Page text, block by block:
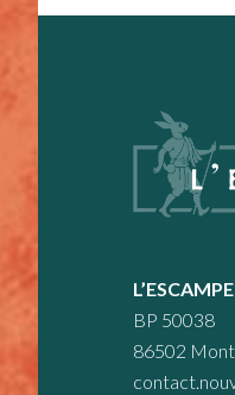
BP 50038
86502